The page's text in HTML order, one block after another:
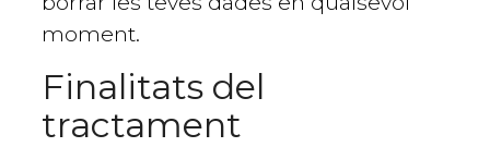
moment.
Finalitats del
tractament